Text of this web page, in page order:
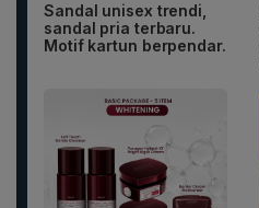
Sandal unisex trendi,
sandal pria terbaru.
Motif kartun berpendar.